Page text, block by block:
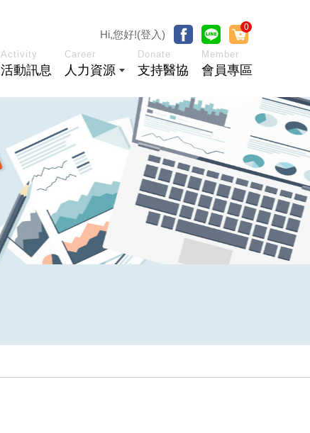
Activity
活動訊息
Career
人力資源
Donate
支持醫協
Member
會員專區
Hi,您好!(登入)
0